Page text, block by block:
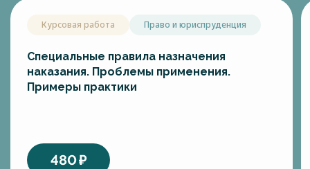
Курсовая работа Право и юриспруденция
Специальные правила назначения
наказания. Проблемы применения.
Примеры практики
480₽